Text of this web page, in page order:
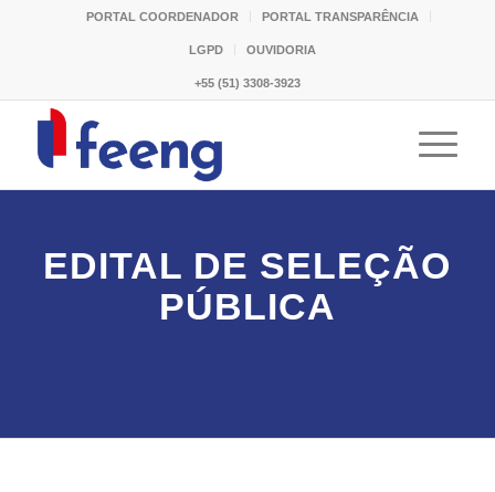
PORTAL COORDENADOR PORTAL TRANSPARÊNCIA
LGPD OUVIDORIA
+55 (51) 3308-3923
EDITAL DE SELEÇÃO
PÚBLICA